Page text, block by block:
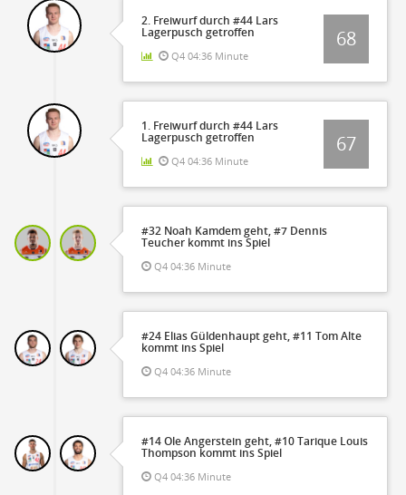
2. Freiwurf durch #44 Lars
Lagerpusch getroffen
Q4 04:36 Minute
68
1. Freiwurf durch #44 Lars
Lagerpusch getroffen
Q4 04:36 Minute
67
#32 Noah Kamdem geht, #7 Dennis
Teucher kommt ins Spiel
Q4 04:36 Minute
#24 Elias Güldenhaupt geht, #11 Tom Alte
kommt ins Spiel
Q4 04:36 Minute
#14 Ole Angerstein geht, #10 Tarique Louis
Thompson kommt ins Spiel
Q4 04:36 Minute